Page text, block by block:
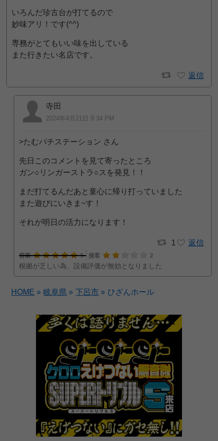
いろんだ珍古台が打てるので
妙味アリ！です(^^)
専務がとてもいい味を出している
また行きたい名店です。
返信
寺田
2024年4月21日 9:34 PM
>たむパチステーション さん
先日このコメントを見て寄ったところ
ガン○リンガーストラ○スを発見！！
まだ打てるんだあと童心に帰り打っていました
また遊びにいきま~す！
それが明日の活力になります！
1 返信
営業 5 接客 2
根拠が乏しい為、設備評価が無効となりました
HOME » 岐阜県 » 下呂市 » ひざんホール